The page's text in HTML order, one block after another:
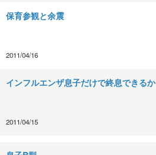
保育参観と余震
2011/04/16
インフルエンザ息子だけで終息できるか
2011/04/15